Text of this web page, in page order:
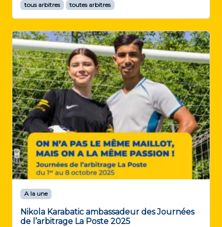
tous arbitres
toutes arbitres
A la une
Nikola Karabatic ambassadeur des Journées
de l’arbitrage La Poste 2025